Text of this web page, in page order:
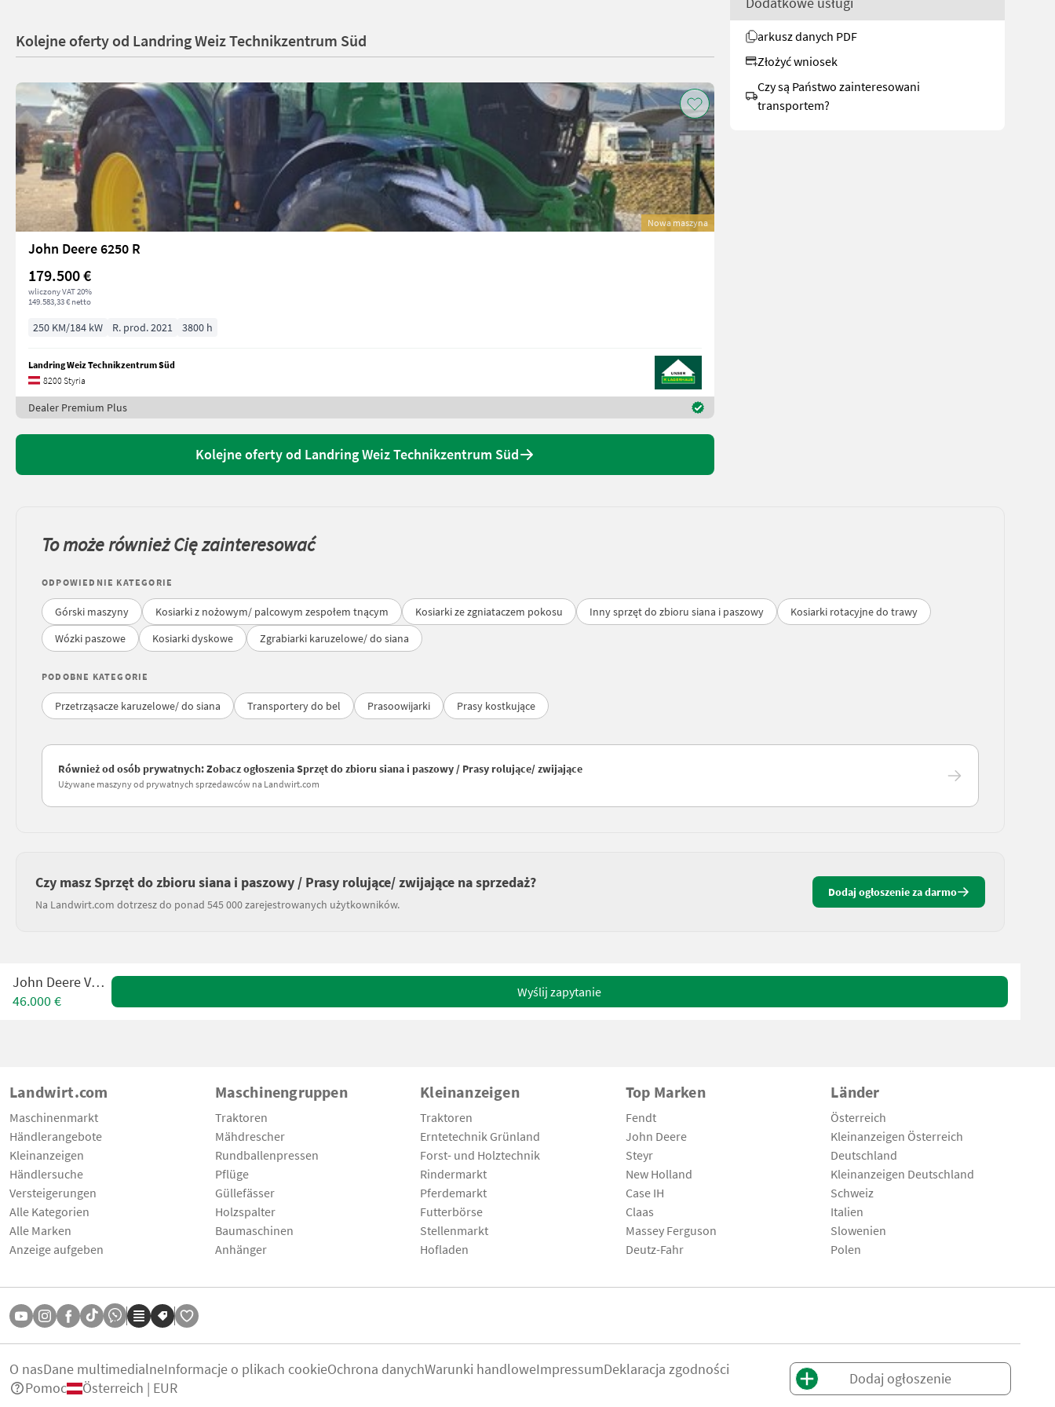
arkusz danych PDF
Złożyć wniosek
Czy są Państwo zainteresowani
transportem?
Kolejne oferty od Landring Weiz Technikzentrum Süd
Nowa maszyna
John Deere 6250 R
179.500 €
wliczony VAT 20%
149.583,33 € netto
250 KM/184 kW R. prod. 2021 3800 h
Landring Weiz Technikzentrum Süd
8200 Styria
Dealer Premium Plus
Kolejne oferty od Landring Weiz Technikzentrum Süd
To może również Cię zainteresować
ODPOWIEDNIE KATEGORIE
Górski maszyny Kosiarki z nożowym/ palcowym zespołem tnącym Kosiarki ze zgniataczem pokosu Inny sprzęt do zbioru siana i paszowy
Kosiarki rotacyjne do trawy
Wózki paszowe
Kosiarki dyskowe Zgrabiarki karuzelowe/ do siana
PODOBNE KATEGORIE
Przetrząsacze karuzelowe/ do siana Transportery do bel Prasoowijarki Prasy kostkujące
Również od osób prywatnych: Zobacz ogłoszenia Sprzęt do zbioru siana i paszowy / Prasy rolujące/ zwijające
Używane maszyny od prywatnych sprzedawców na Landwirt.com
Czy masz Sprzęt do zbioru siana i paszowy / Prasy rolujące/ zwijające na sprzedaż?
Na Landwirt.com dotrzesz do ponad 545 000 zarejestrowanych użytkowników.
Dodaj ogłoszenie za darmo
John Deere V451M
46.000 €
Wyślij zapytanie
Landwirt.com
Maschinenmarkt
Händlerangebote
Kleinanzeigen
Händlersuche
Versteigerungen
Alle Kategorien
Alle Marken
Anzeige aufgeben
Maschinengruppen
Traktoren
Mähdrescher
Rundballenpressen
Pflüge
Güllefässer
Holzspalter
Baumaschinen
Anhänger
Kleinanzeigen
Traktoren
Erntetechnik Grünland
Forst- und Holztechnik
Rindermarkt
Pferdemarkt
Futterbörse
Stellenmarkt
Hofladen
Top Marken
Fendt
John Deere
Steyr
New Holland
Case IH
Claas
Massey Ferguson
Deutz-Fahr
Länder
Österreich
Kleinanzeigen Österreich
Deutschland
Kleinanzeigen Deutschland
Schweiz
Italien
Slowenien
Polen
O nasDane multimedialneInformacje o plikach cookieOchrona danychWarunki handloweImpressumDeklaracja zgodności
Pomoc
Österreich | EUR
Dodaj ogłoszenie